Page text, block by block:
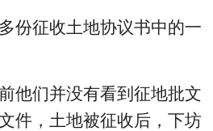
份征收土地协议书中的一
他们并没有看到征地批文
件，土地被征收后，下坊